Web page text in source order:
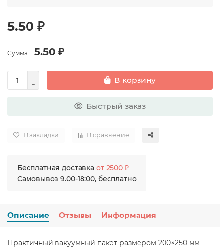
5.50 ₽
Сумма: 5.50 ₽
В корзину
Быстрый заказ
В закладки В сравнение
Бесплатная доставка от 2500 ₽
Самовывоз 9.00-18:00, бесплатно
Описание Отзывы Информация
Практичный вакуумный пакет размером 200×250 мм